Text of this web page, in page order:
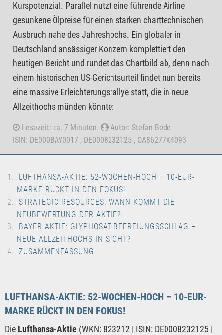
Kurspotenzial. Parallel nutzt eine führende Airline
gesunkene Ölpreise für einen starken charttechnischen
Ausbruch nahe des Jahreshochs. Ein globaler in
Deutschland ansässiger Konzern komplettiert den
heutigen Bericht und rundet das Chartbild ab, denn nach
einem historischen US-Gerichtsurteil findet nun bereits
eine massive Erleichterungsrallye statt, die in neue
Allzeithochs münden könnte:
Lesezeit: ca. 7 Minuten.
Autor: Stefan Bode
ISIN: DE000BAY0017 , DE0008232125 , CA86277X4093
LUFTHANSA-AKTIE: 52-WOCHEN-HOCH – 10-EUR-
MARKE RÜCKT IN DEN FOKUS!
STRATEGIC RESOURCES: WANN KOMMT DIE
NEUBEWERTUNG DER AKTIE?
BAYER-AKTIE: GLYPHOSAT-BEFREIUNGSSCHLAG –
NEUE ALLZEITHOCHS IN SICHT?
ZUSAMMENFASSUNG
LUFTHANSA-AKTIE: 52-WOCHEN-HOCH – 10-EUR-
MARKE RÜCKT IN DEN FOKUS!
Die Lufthansa-Aktie (WKN: 823212 | ISIN: DE0008232125 |